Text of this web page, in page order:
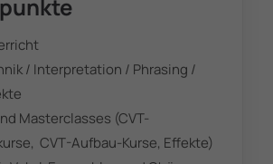
/ Interpretation / Phrasing /
Masterclasses (CVT-
CVT-Aufbau-Kurse, Effekte)